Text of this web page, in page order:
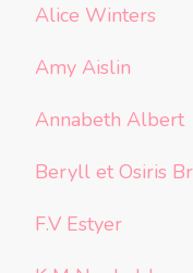
Alice Winters
Amy Aislin
Annabeth Albert
Beryll et Osiris
F.V Estyer